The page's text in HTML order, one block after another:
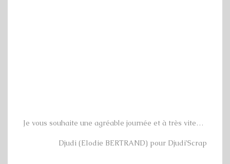
Je vous souhaite une agréable journée et à très vite…
Djudi (Elodie BERTRAND) pour Djudi’Scrap